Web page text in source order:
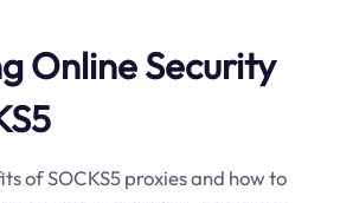
Online Security
of SOCKS5 proxies and how to